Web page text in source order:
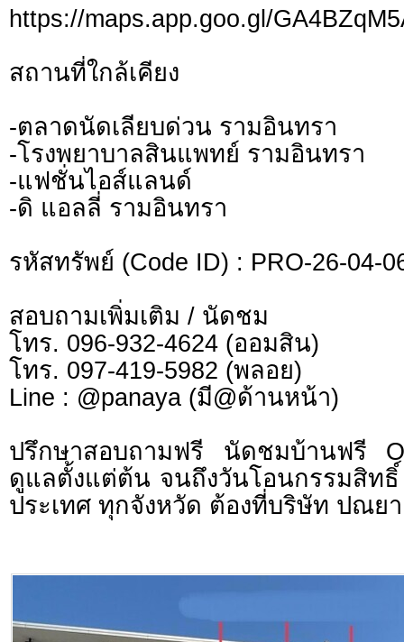
https://maps.app.goo.gl/
สถานที่ใกล้เคียง
-ตลาดนัดเลียบด่วน รามอินทรา
-โรงพยาบาลสินแพทย์ รามอินทรา
-แฟชั่นไอส์แลนด์
-ดิ แอลลี่ รามอินทรา
รหัสทรัพย์ (Code ID) : PRO-26-04-
สอบถามเพิ่มเติม / นัดชม
โทร. 096-932-4624 (ออมสิน)
โทร. 097-419-5982 (พลอย)
Line : @panaya (มี@ด้านหน้า)
ปรึกษาสอบถามฟรี นัดชมบ้านฟรี
ดูแลตั้งแต่ต้น จนถึงวันโอนกรรมสิท
ประเทศ ทุกจังหวัด ต้องที่บริษัท ปณย